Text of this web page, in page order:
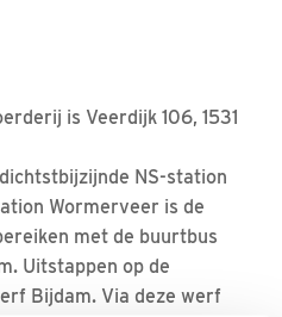
is Veerdijk 106, 1531
NS-station
Wormerveer is de
met de buurtbus
Uitstappen op de
Bijdam. Via deze werf